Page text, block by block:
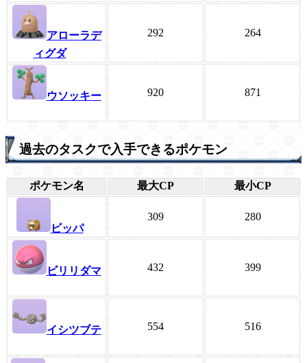
アローラデ
ィグダ
292 264
ウソッキー 920 871
過去のタスクで入手できるポケモン
ポケモン名 最大CP 最小CP
ビッパ
309 280
ビリリダマ 432 399
イシツブテ 554 516